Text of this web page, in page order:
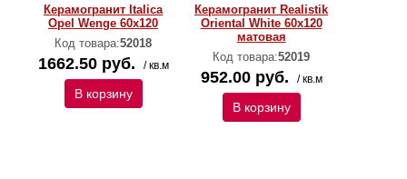
Керамогранит Italica
Opel Wenge 60x120
Код товара:52018
1662.50 руб. / кв.м
В корзину
Керамогранит Realistik
Oriental White 60x120
матовая
Код товара:52019
952.00 руб. / кв.м
В корзину